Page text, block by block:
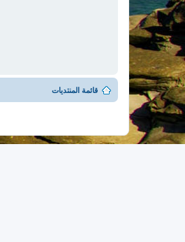
قائمة المنتديات